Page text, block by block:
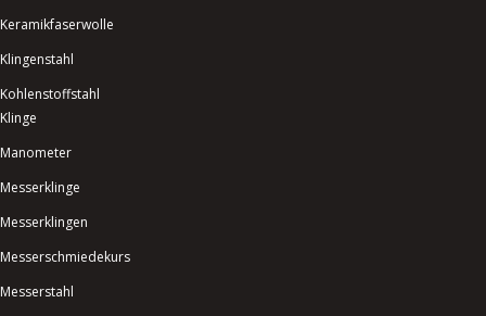
Keramikfaserwolle
Klingenstahl
Kohlenstoffstahl
Klinge
Manometer
Messerklinge
Messerklingen
Messerschmiedekurs
Messerstahl